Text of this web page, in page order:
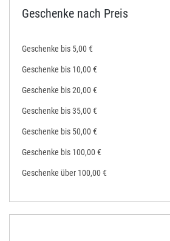
Geschenke nach Preis
Geschenke bis 5,00 €
Geschenke bis 10,00 €
Geschenke bis 20,00 €
Geschenke bis 35,00 €
Geschenke bis 50,00 €
Geschenke bis 100,00 €
Geschenke über 100,00 €